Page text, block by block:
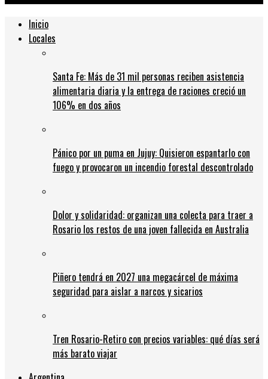
Inicio
Locales
Santa Fe: Más de 31 mil personas reciben asistencia
alimentaria diaria y la entrega de raciones creció un
106% en dos años
Pánico por un puma en Jujuy: Quisieron espantarlo con
fuego y provocaron un incendio forestal descontrolado
Dolor y solidaridad: organizan una colecta para traer a
Rosario los restos de una joven fallecida en Australia
Piñero tendrá en 2027 una megacárcel de máxima
seguridad para aislar a narcos y sicarios
Tren Rosario-Retiro con precios variables: qué días será
más barato viajar